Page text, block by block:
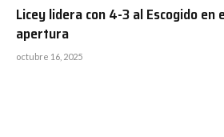
Licey lidera con 4-3 al Escogido
apertura
octubre 16, 2025